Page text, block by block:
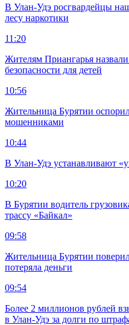
В Улан-Удэ росгвардейцы
лесу наркотики
11:20
Жителям Приангарья
безопасности для детей
10:56
Жительница Бурятии
мошенниками
10:44
В Улан-Удэ устанавливают
10:20
В Бурятии водитель
трассу «Байкал»
09:58
Жительница Бурятии
потеряла деньги
09:54
Более 2 миллионов рублей
в Улан-Удэ за долги по